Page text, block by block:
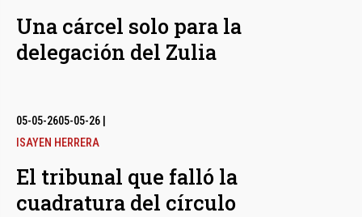
Una cárcel solo para la
delegación del Zulia
05-05-2605-05-26
ISAYEN HERRERA
El tribunal que falló la
cuadratura del círculo